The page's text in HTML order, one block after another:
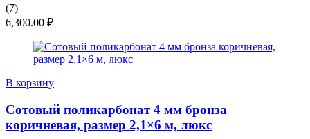
(7)
6,300.00 ₽
В корзину
Сотовый поликарбонат 4 мм бронза
коричневая, размер 2,1×6 м, люкс